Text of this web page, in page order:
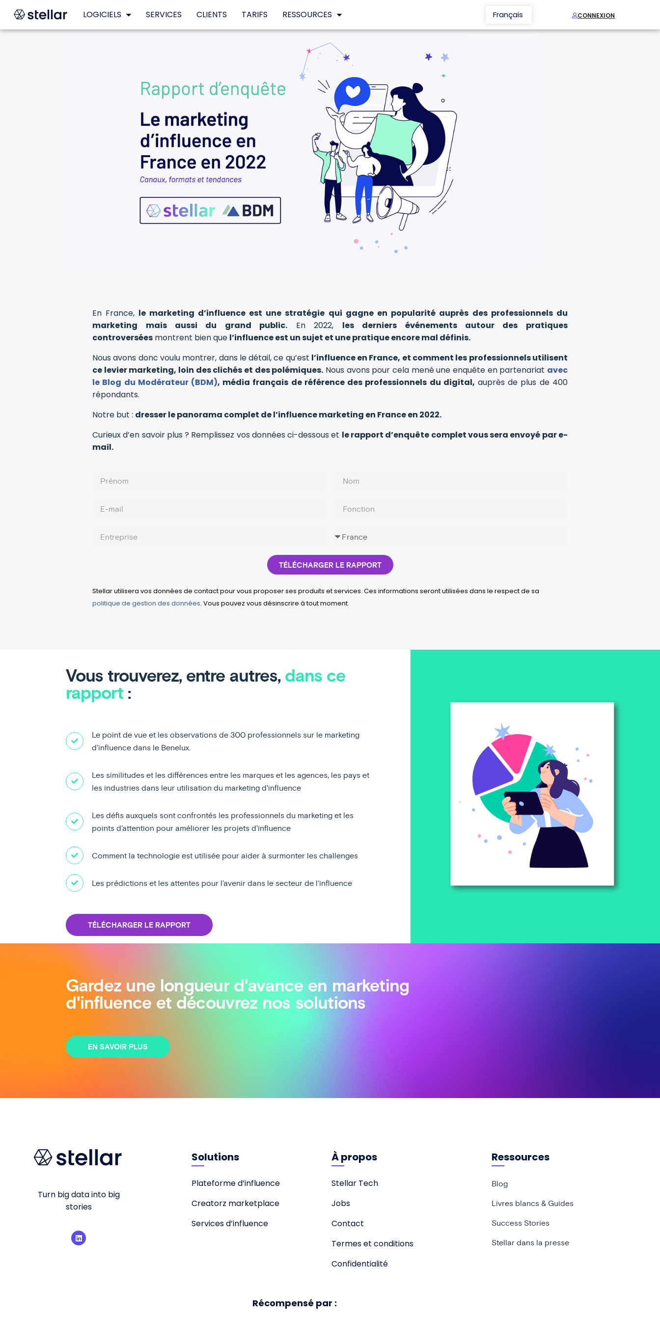
LOGICIELS SERVICES CLIENTS TARIFS RESSOURCES Français
Nederlands
CONNEXION
En France, le marketing d’influence est une stratégie qui gagne en popularité auprès des professionnels du
marketing mais aussi du grand public. En 2022, les derniers événements autour des pratiques
controversées montrent bien que l’influence est un sujet et une pratique encore mal définis.
Nous avons donc voulu montrer, dans le détail, ce qu’est l’influence en France, et comment les professionnels utilisent
ce levier marketing, loin des clichés et des polémiques. Nous avons pour cela mené une enquête en partenariat avec
le Blog du Modérateur (BDM), média français de référence des professionnels du digital, auprès de plus de 400
répondants.
Notre but : dresser le panorama complet de l’influence marketing en France en 2022.
Curieux d’en savoir plus ? Remplissez vos données ci-dessous et le rapport d’enquête complet vous sera envoyé par e-
mail.
TÉLÉCHARGER LE RAPPORT
Stellar utilisera vos données de contact pour vous proposer ses produits et services. Ces informations seront utilisées dans le respect de sa
politique de gestion des données. Vous pouvez vous désinscrire à tout moment.
Vous trouverez, entre autres,dans ce
rapport :
Le point de vue et les observations de 300 professionnels sur le marketing
d'influence dans le Benelux.
Les similitudes et les différences entre les marques et les agences, les pays et
les industries dans leur utilisation du marketing d'influence
Les défis auxquels sont confrontés les professionnels du marketing et les
points d'attention pour améliorer les projets d'influence
Comment la technologie est utilisée pour aider à surmonter les challenges
Les prédictions et les attentes pour l'avenir dans le secteur de l'influence
TÉLÉCHARGER LE RAPPORT
Gardez une longueur d'avance en marketing
d'influence et découvrez nos solutions
EN SAVOIR PLUS
Turn big data into big
stories
Solutions
Plateforme d’influence
Creatorz marketplace
Services d’influence
À propos
Stellar Tech
Jobs
Contact
Termes et conditions
Confidentialité
Ressources
Blog
Livres blancs & Guides
Success Stories
Stellar dans la presse
Récompensé par :